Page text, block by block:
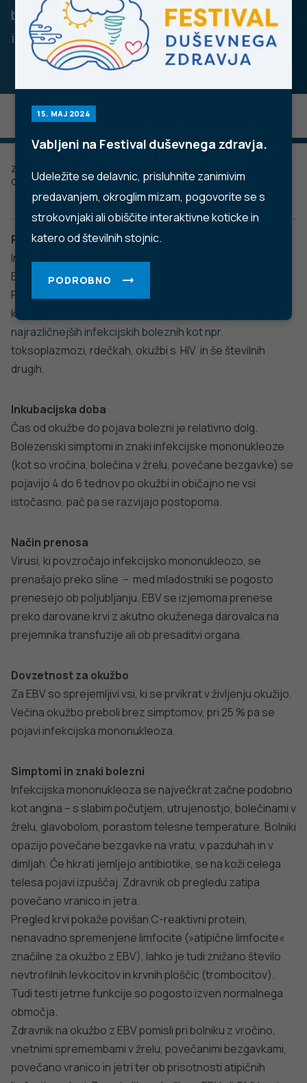
15. MAJ 2024
Vabljeni na Festival duševnega zdravja.
Udeležite se delavnic, prisluhnite zanimivim
predavanjem, okroglim mizam, pogovorite se s
strokovnjaki ali obiščite interaktivne koticke in
katero od številnih stojnic.
PODROBNO
bolezen, ki se pogosto pojavlja med najstniki
in mlajšimi odraslimi, zlasti študenti.
Zadnje posodobljeno: 16.11.2022
Objavljeno: 05.02.2015
Povzročitelji
Infekcijsko mononukleozo povzroča najpogosteje virus
Epstein – Barr (EBV), redkeje citomegalovirus (CMV).
Podobni bolezenski znaki so prisotni tudi pri vnetju žrela,
ki ga je povzročil streptokok, povečane bezgavke pa pri
najrazličnejših infekcijskih boleznih kot npr.
toksoplazmozi, rdečkah, okužbi s HIV in še številnih
drugih.
Inkubacijska doba
Čas od okužbe do pojava bolezni je relativno dolg.
Bolezenski simptomi in znaki infekcijske mononukleoze
(kot so vročina, bolečina v žrelu, povečane bezgavke) se
pojavijo 4 do 6 tednov po okužbi in običajno ne vsi
istočasno, pač pa se razvijajo postopoma.
Način prenosa
Virusi, ki povzročajo infekcijsko mononukleozo, se
prenašajo preko sline – med mladostniki se pogosto
prenesejo ob poljubljanju. EBV se izjemoma prenese
preko darovane krvi z akutno okuženega darovalca na
prejemnika transfuzije ali ob presaditvi organa.
Dovzetnost za okužbo
Za EBV so sprejemljivi vsi, ki se prvikrat v življenju okužijo.
Večina okužbo preboli brez simptomov, pri 25 % pa se
pojavi infekcijska mononukleoza.
Simptomi in znaki bolezni
Infekcijska mononukleoza se največkrat začne podobno
kot angina – s slabim počutjem, utrujenostjo, bolečinami v
žrelu, glavobolom, porastom telesne temperature. Bolniki
opazijo povečane bezgavke na vratu, v pazduhah in v
dimljah. Če hkrati jemljejo antibiotike, se na koži celega
telesa pojavi izpuščaj. Zdravnik ob pregledu zatipa
povečano vranico in jetra.
Pregled krvi pokaže povišan C-reaktivni protein,
nenavadno spremenjene limfocite (»atipične limfocite«
značilne za okužbo z EBV), lahko je tudi znižano število
nevtrofilnih levkocitov in krvnih ploščic (trombocitov).
Tudi testi jetrne funkcije so pogosto izven normalnega
območja.
Zdravnik na okužbo z EBV pomisli pri bolniku z vročino,
vnetnimi spremembami v žrelu, povečanimi bezgavkami,
povečano vranico in jetri ter ob prisotnosti atipičnih